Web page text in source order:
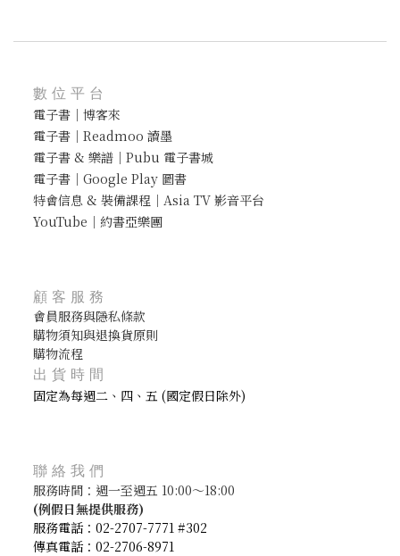
數位平台
電子書｜博客來
電子書｜Readmoo 讀墨
電子書 & 樂譜｜Pubu 電子書城
電子書｜Google Play 圖書
特會信息 & 裝備課程｜Asia TV 影音平台
YouTube｜約書亞樂團
顧客服務
會員服務與隱私條款
購物須知與退換貨原則
購物流程
出貨時間
固定為每週二、四、五 (國定假日除外)
聯絡我們
服務時間：週一至週五 10:00～18:00
(例假日無提供服務)
服務電話：02-2707-7771 #302
傳真電話：02-2706-8971